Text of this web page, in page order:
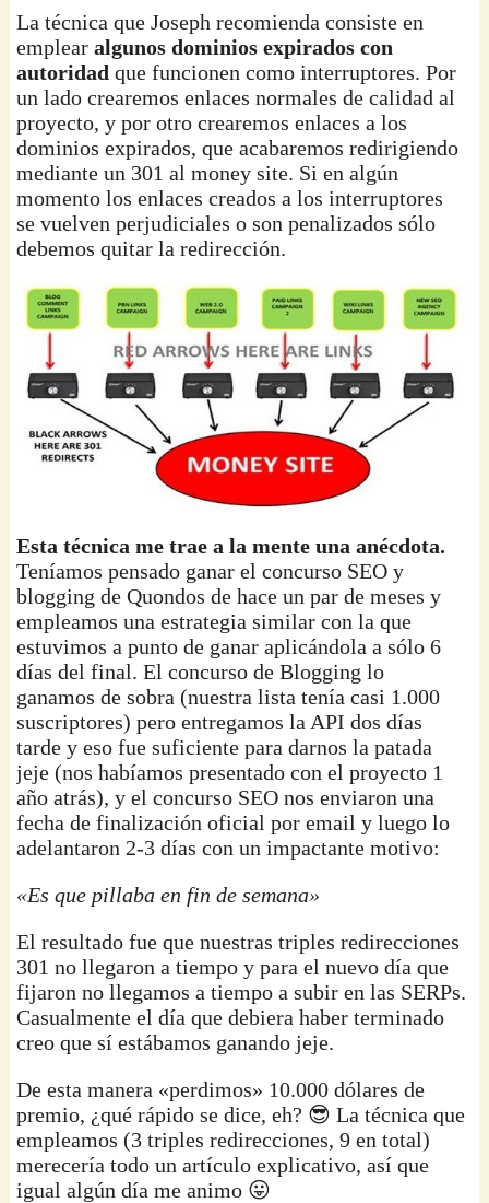
La técnica que Joseph recomienda consiste en
emplearalgunos dominios expirados con
autoridad que funcionen como interruptores. Por
un lado crearemos enlaces normales de calidad al
proyecto, y por otro crearemos enlaces a los
dominios expirados, que acabaremos redirigiendo
mediante un 301 al money site. Si en algún
momento los enlaces creados a los interruptores
se vuelven perjudiciales o son penalizados sólo
debemos quitar la redirección.
Esta técnica me trae a la mente una anécdota.
Teníamos pensado ganar el concurso SEO y
blogging de Quondos de hace un par de meses y
empleamos una estrategia similar con la que
estuvimos a punto de ganar aplicándola a sólo 6
días del final. El concurso de Blogging lo
ganamos de sobra (nuestra lista tenía casi 1.000
suscriptores) pero entregamos la API dos días
tarde y eso fue suficiente para darnos la patada
jeje (nos habíamos presentado con el proyecto 1
año atrás), y el concurso SEO nos enviaron una
fecha de finalización oficial por email y luego lo
adelantaron 2-3 días con un impactante motivo:
«Es que pillaba en fin de semana»
El resultado fue que nuestras triples redirecciones
301 no llegaron a tiempo y para el nuevo día que
fijaron no llegamos a tiempo a subir en las SERPs.
Casualmente el día que debiera haber terminado
creo que sí estábamos ganando jeje.
De esta manera «perdimos» 10.000 dólares de
premio, ¿qué rápido se dice, eh? 😎 La técnica que
empleamos (3 triples redirecciones, 9 en total)
merecería todo un artículo explicativo, así que
igual algún día me animo 😛